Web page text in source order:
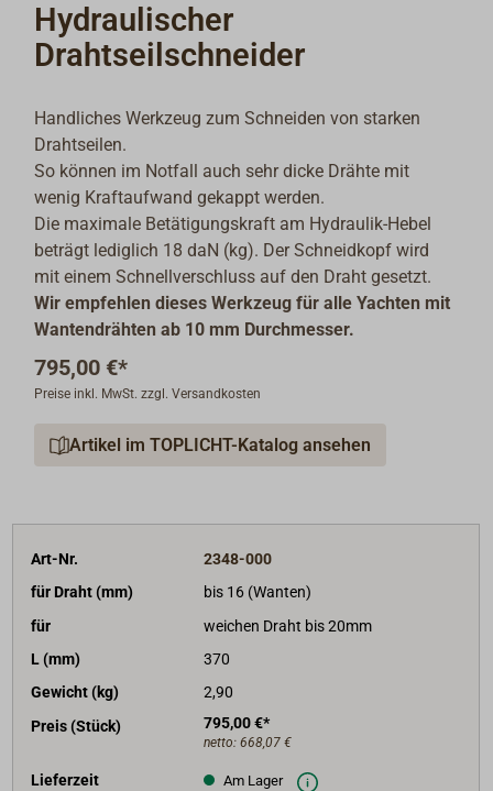
Hydraulischer
Drahtseilschneider
Handliches Werkzeug zum Schneiden von starken
Drahtseilen.
So können im Notfall auch sehr dicke Drähte mit
wenig Kraftaufwand gekappt werden.
Die maximale Betätigungskraft am Hydraulik-Hebel
beträgt lediglich 18 daN (kg). Der Schneidkopf wird
mit einem Schnellverschluss auf den Draht gesetzt.
Wir empfehlen dieses Werkzeug für alle Yachten mit
Wantendrähten ab 10 mm Durchmesser.
795,00 €*
Preise inkl. MwSt. zzgl. Versandkosten
Artikel im TOPLICHT-Katalog ansehen
Art-Nr.
2348-000
für Draht (mm)
bis 16 (Wanten)
für
weichen Draht bis 20mm
L (mm)
370
Gewicht (kg)
2,90
Preis (Stück)
795,00 €*
netto: 668,07 €
Lieferzeit Am Lager